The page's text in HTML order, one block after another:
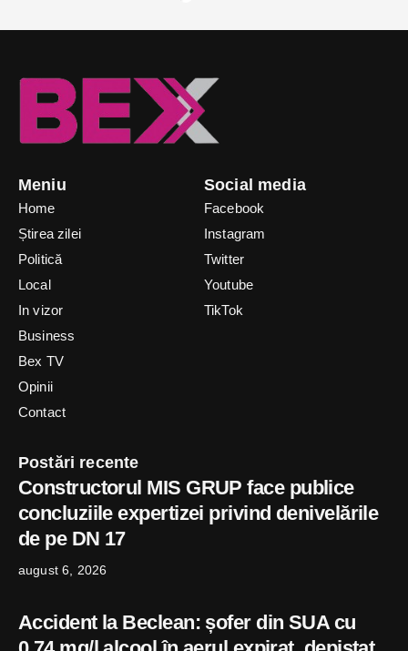
Meniu
Home
Știrea zilei
Politică
Local
In vizor
Business
Bex TV
Opinii
Contact
Social media
Facebook
Instagram
Twitter
Youtube
TikTok
Postări recente
Constructorul MIS GRUP face publice
concluziile expertizei privind denivelările
de pe DN 17
august 6, 2026
Accident la Beclean: șofer din SUA cu